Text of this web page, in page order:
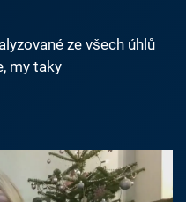
ze všech úhlů
my taky